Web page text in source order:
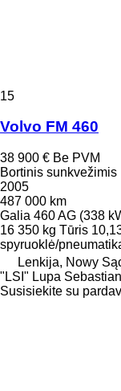
15
Volvo FM 460
38 900 € Be PVM
Bortinis sunkvežimis
2005
487 000 km
Galia 460 AG (338
16 350 kg Tūris
spyruoklė/
Lenkija, Nowy
"LSI" Lupa Sebastian
Susisiekite su